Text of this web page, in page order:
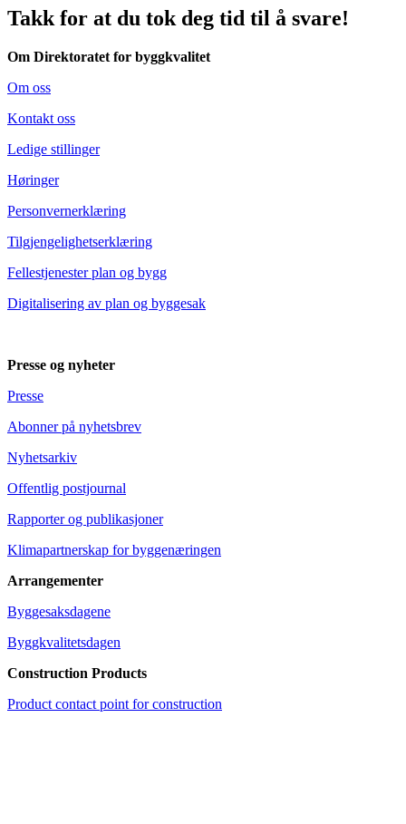
Takk for at du tok deg tid til å svare!
Om Direktoratet for byggkvalitet
Om oss
Kontakt oss
Ledige stillinger
Høringer
Personvernerklæring
Tilgjengelighetserklæring
Fellestjenester plan og bygg
Digitalisering av plan og byggesak
Presse og nyheter
Presse
Abonner på nyhetsbrev
Nyhetsarkiv
Offentlig postjournal
Rapporter og publikasjoner
Klimapartnerskap for byggenæringen
Arrangementer
Byggesaksdagene
Byggkvalitetsdagen
Construction Products
Product contact point for construction